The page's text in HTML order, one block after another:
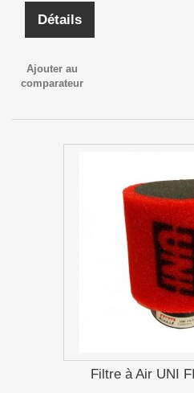
Détails
Ajouter au
comparateur
Filtre à Air UNI